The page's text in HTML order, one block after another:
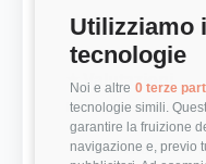
Utilizziamo
tecnologie
Noi e altre 0 terze
tecnologie simili.
garantire la fruizione
navigazione e, previo
Marketing
⭐ Valutazioni
Punteggi medi basati
Modernità Stack